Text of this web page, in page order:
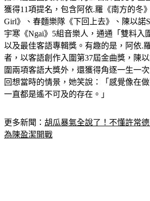
獲得11項提名，包含阿依.羅《南方的冬
Girl》、春麵樂隊《下回上去》、陳以諾
宇寒《Ngai》5組音樂人，通通「雙料入
以及最佳客語專輯獎。有趣的是，阿依.
者，以客語創作入圍第37屆金曲獎，陳
圍兩項客語大獎外，還獲得角逐一生一
回想當時的情景，她笑說：「感覺像在
一直都是遙不可及的存在。」
更多新聞： 胡瓜暴氣全說了！不懂許常
為陳盈潔開戰